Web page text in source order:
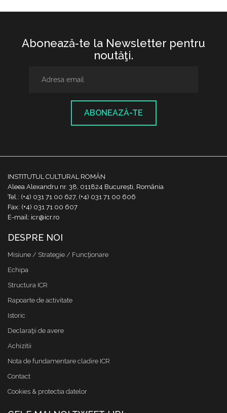
Abonează-te la Newsletter pentru
noutăţi.
ABONEAZĂ-TE
INSTITUTUL CULTURAL ROMÂN
Aleea Alexandru nr. 38, 011824 București, România
Tel.: (+4) 031 71 00 627, (+4) 031 71 00 606
Fax: (+4) 031 71 00 607
E-mail: icr@icr.ro
DESPRE NOI
Misiune / Strategie / Funcţionare
Echipa
Structura ICR
Rapoarte de activitate
Istoric
Declaraţii de avere
Achizitii
Nota de fundamentare cladire ICR
Contact
Cookies & protectia datelor